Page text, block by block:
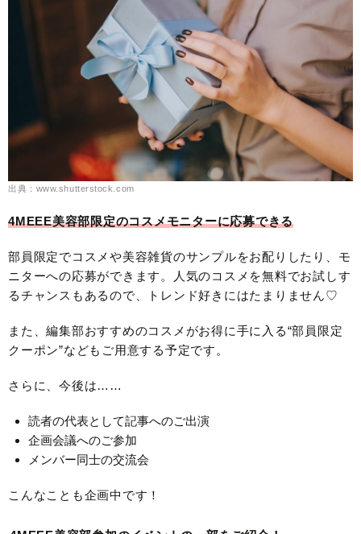
出典：www.shutterstock.com
4MEEE美容部限定のコスメモニターに応募できる
部員限定でコスメや美容雑貨のサンプルをお配りしたり、モ
ニターへの応募ができます。人気のコスメを無料でお試しす
るチャンスもあるので、トレンド好きにはたまりません♡
また、編集部おすすめのコスメがお得に手に入る“部員限定
クーポン”などもご用意する予定です。
さらに、今後は……
読者の代表として記事へのご出演
企画会議へのご参加
メンバー同士の交流会
こんなことも企画中です！